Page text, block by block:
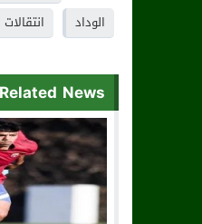
الوداد
انتقالات
Related News